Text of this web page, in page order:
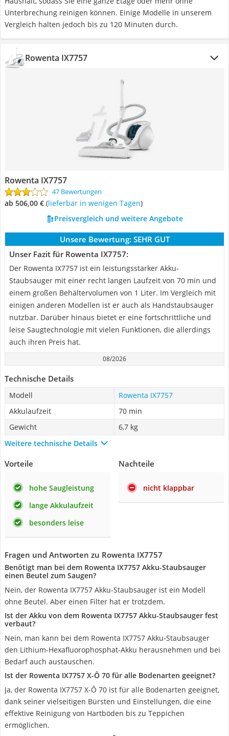
Unterbrechung reinigen können. Einige Modelle in unserem
Vergleich halten jedoch bis zu 120 Minuten durch.
Rowenta IX7757
Rowenta IX7757
47 Bewertungen
ab 506,00 € ( Lieferbar in wenigen Tagen)
Preisvergleich und weitere Angebote
Unsere Bewertung: SEHR GUT
Unser Fazit für Rowenta IX7757:
Der Rowenta IX7757 ist ein leistungsstarker Akku-
Staubsauger mit einer recht langen Laufzeit von 70 min und
einem großen Behältervolumen von 1 Liter. Im Vergleich mit
einigen anderen Modellen ist er auch als Handstaubsauger
nutzbar. Darüber hinaus bietet er eine fortschrittliche und
leise Saugtechnologie mit vielen Funktionen, die allerdings
auch ihren Preis hat.
08/2026
Technische Details
Modell
Rowenta IX7757
Akkulaufzeit
70 min
Gewicht
‎6,7 kg
Weitere technische Details
Vorteile
hohe Saugleistung
lange Akkulaufzeit
besonders leise
Nachteile
nicht klappbar
Fragen und Antworten zu Rowenta IX7757
Benötigt man bei dem Rowenta IX7757 Akku-Staubsauger
einen Beutel zum Saugen?
Nein, der Rowenta IX7757 Akku-Staubsauger ist ein Modell
ohne Beutel. Aber einen Filter hat er trotzdem.
Ist der Akku von dem Rowenta IX7757 Akku-Staubsauger fest
verbaut?
Nein, man kann bei dem Rowenta IX7757 Akku-Staubsauger
den Lithium-Hexafluorophosphat-Akku herausnehmen und bei
Bedarf auch austauschen.
Ist der Rowenta IX7757 X-Ô 70 für alle Bodenarten geeignet?
Ja, der Rowenta IX7757 X-Ô 70 ist für alle Bodenarten geeignet,
dank seiner vielseitigen Bürsten und Einstellungen, die eine
effektive Reinigung von Hartböden bis zu Teppichen
ermöglichen.